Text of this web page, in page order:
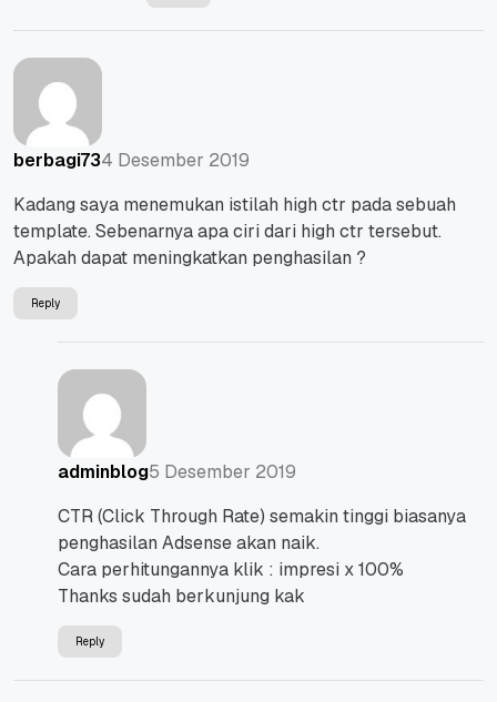
berbagi734 Desember 2019
Kadang saya menemukan istilah high ctr pada sebuah
template. Sebenarnya apa ciri dari high ctr tersebut.
Apakah dapat meningkatkan penghasilan ?
Reply
adminblog5 Desember 2019
CTR (Click Through Rate) semakin tinggi biasanya
penghasilan Adsense akan naik.
Cara perhitungannya klik : impresi x 100%
Thanks sudah berkunjung kak
Reply